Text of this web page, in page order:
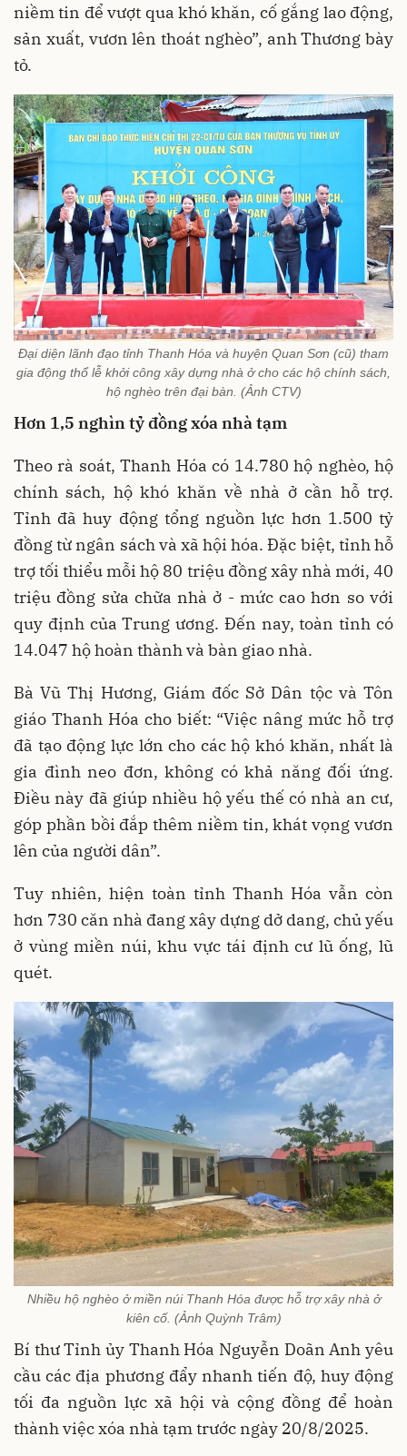
niềm tin để vượt qua khó khăn, cố gắng lao động,
sản xuất, vươn lên thoát nghèo”, anh Thương bày
tỏ.
Đại diện lãnh đạo tỉnh Thanh Hóa và huyện Quan Sơn (cũ) tham
gia động thổ lễ khởi công xây dựng nhà ở cho các hộ chính sách,
hộ nghèo trên đại bàn. (Ảnh CTV)
Hơn 1,5 nghìn tỷ đồng xóa nhà tạm
Theo rà soát, Thanh Hóa có 14.780 hộ nghèo, hộ
chính sách, hộ khó khăn về nhà ở cần hỗ trợ.
Tỉnh đã huy động tổng nguồn lực hơn 1.500 tỷ
đồng từ ngân sách và xã hội hóa. Đặc biệt, tỉnh hỗ
trợ tối thiểu mỗi hộ 80 triệu đồng xây nhà mới, 40
triệu đồng sửa chữa nhà ở - mức cao hơn so với
quy định của Trung ương. Đến nay, toàn tỉnh có
14.047 hộ hoàn thành và bàn giao nhà.
Bà Vũ Thị Hương, Giám đốc Sở Dân tộc và Tôn
giáo Thanh Hóa cho biết: “Việc nâng mức hỗ trợ
đã tạo động lực lớn cho các hộ khó khăn, nhất là
gia đình neo đơn, không có khả năng đối ứng.
Điều này đã giúp nhiều hộ yếu thế có nhà an cư,
góp phần bồi đắp thêm niềm tin, khát vọng vươn
lên của người dân”.
Tuy nhiên, hiện toàn tỉnh Thanh Hóa vẫn còn
hơn 730 căn nhà đang xây dựng dở dang, chủ yếu
ở vùng miền núi, khu vực tái định cư lũ ống, lũ
quét.
Nhiều hộ nghèo ở miền núi Thanh Hóa được hỗ trợ xây nhà ở
kiên cố. (Ảnh Quỳnh Trâm)
Bí thư Tỉnh ủy Thanh Hóa Nguyễn Doãn Anh yêu
cầu các địa phương đẩy nhanh tiến độ, huy động
tối đa nguồn lực xã hội và cộng đồng để hoàn
thành việc xóa nhà tạm trước ngày 20/8/2025.